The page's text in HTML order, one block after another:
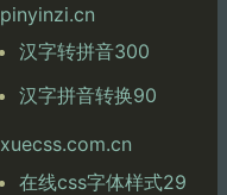
pinyinzi.cn
汉字转拼音300
汉字拼音转换90
xuecss.com.cn
在线css字体样式29